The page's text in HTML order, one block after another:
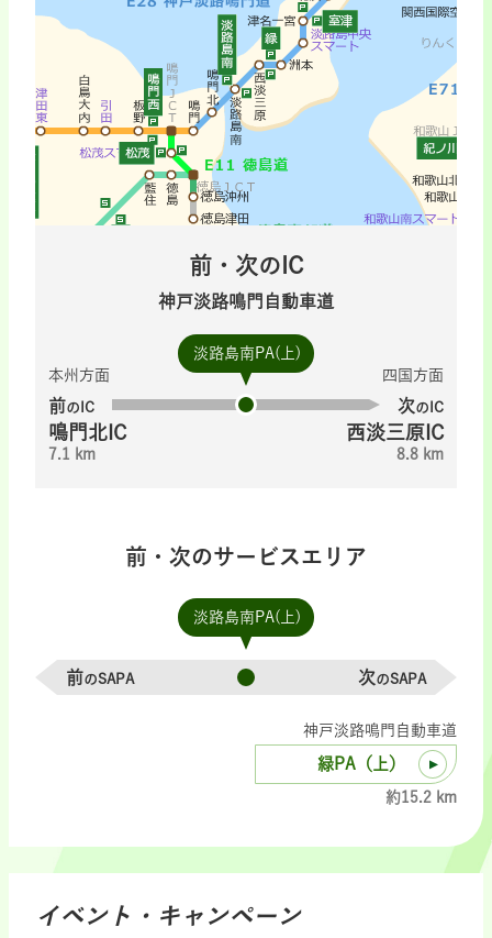
前・次のIC
神戸淡路鳴門自動車道
淡路島南PA(上)
本州方面
前のIC
鳴門北IC
7.1 km
四国方面
次のIC
西淡三原IC
8.8 km
前・次のサービスエリア
淡路島南PA(上)
前のSAPA 次のSAPA
神戸淡路鳴門自動車道
緑PA（上）
約15.2 km
イベント・キャンペーン